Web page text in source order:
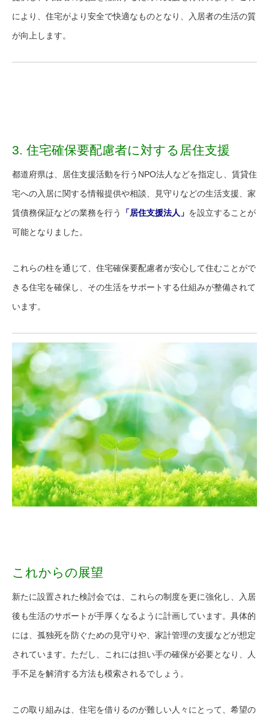
により、住宅がより安全で快適なものとなり、入居者の生活の質
が向上します。
3. 住宅確保要配慮者に対する居住支援
都道府県は、居住支援活動を行うNPO法人などを指定し、賃貸住
宅への入居に関する情報提供や相談、見守りなどの生活支援、家
賃債務保証などの業務を行う
「居住支援法人」 を設立することが
可能となりました。
これらの柱を通じて、住宅確保要配慮者が安心して住むことがで
きる住宅を確保し、その生活をサポートする仕組みが整備されて
います。
これからの展望
新たに設置された検討会では、これらの制度を更に強化し、入居
後も生活のサポートが手厚くなるように計画しています。具体的
には、孤独死を防ぐための見守りや、家計管理の支援などが想定
されています。ただし、これには担い手の確保が必要となり、人
手不足を解消する方法も模索されるでしょう。
この取り組みは、住宅を借りるのが難しい人々にとって、希望の